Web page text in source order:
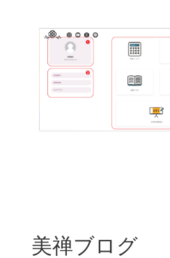
美禅ブログ